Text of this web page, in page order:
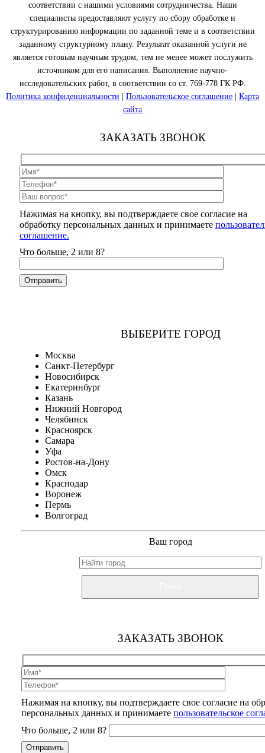
соответствии с нашими условиями сотрудничества. Наши
специалисты предоставляют услугу по сбору обработке и
структурированию информации по заданной теме и в соответствии
заданному структурному плану. Результат оказанной услуги не
является готовым научным трудом, тем не менее может послужить
источником для его написания. Выполнение научно-
исследовательских работ, в соответствии со ст. 769-778 ГК РФ.
Политика конфиденциальности
Пользовательское соглашение
Карта
сайта
ЗАКАЗАТЬ ЗВОНОК
Нажимая на кнопку, вы подтверждаете свое согласие на
обработку персональных данных и принимаете
соглашение.
Что больше, 2 или 8?
ВЫБЕРИТЕ ГОРОД
Москва
Санкт-Петербург
Новосибирск
Екатеринбург
Казань
Нижний Новгород
Челябинск
Красноярск
Самара
Уфа
Ростов-на-Дону
Омск
Краснодар
Воронеж
Пермь
Волгоград
Ваш город
ЗАКАЗАТЬ ЗВОНОК
Нажимая на кнопку, вы подтверждаете свое согласие на
персональных данных и принимаете пользовательское
Что больше, 2 или 8?